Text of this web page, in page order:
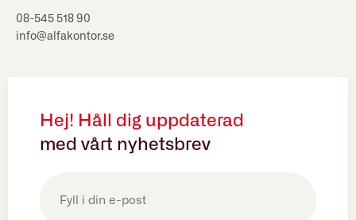
08-545 518 90
info@alfakontor.se
Hej! Håll dig uppdaterad
med vårt nyhetsbrev
(Obligatoriskt)